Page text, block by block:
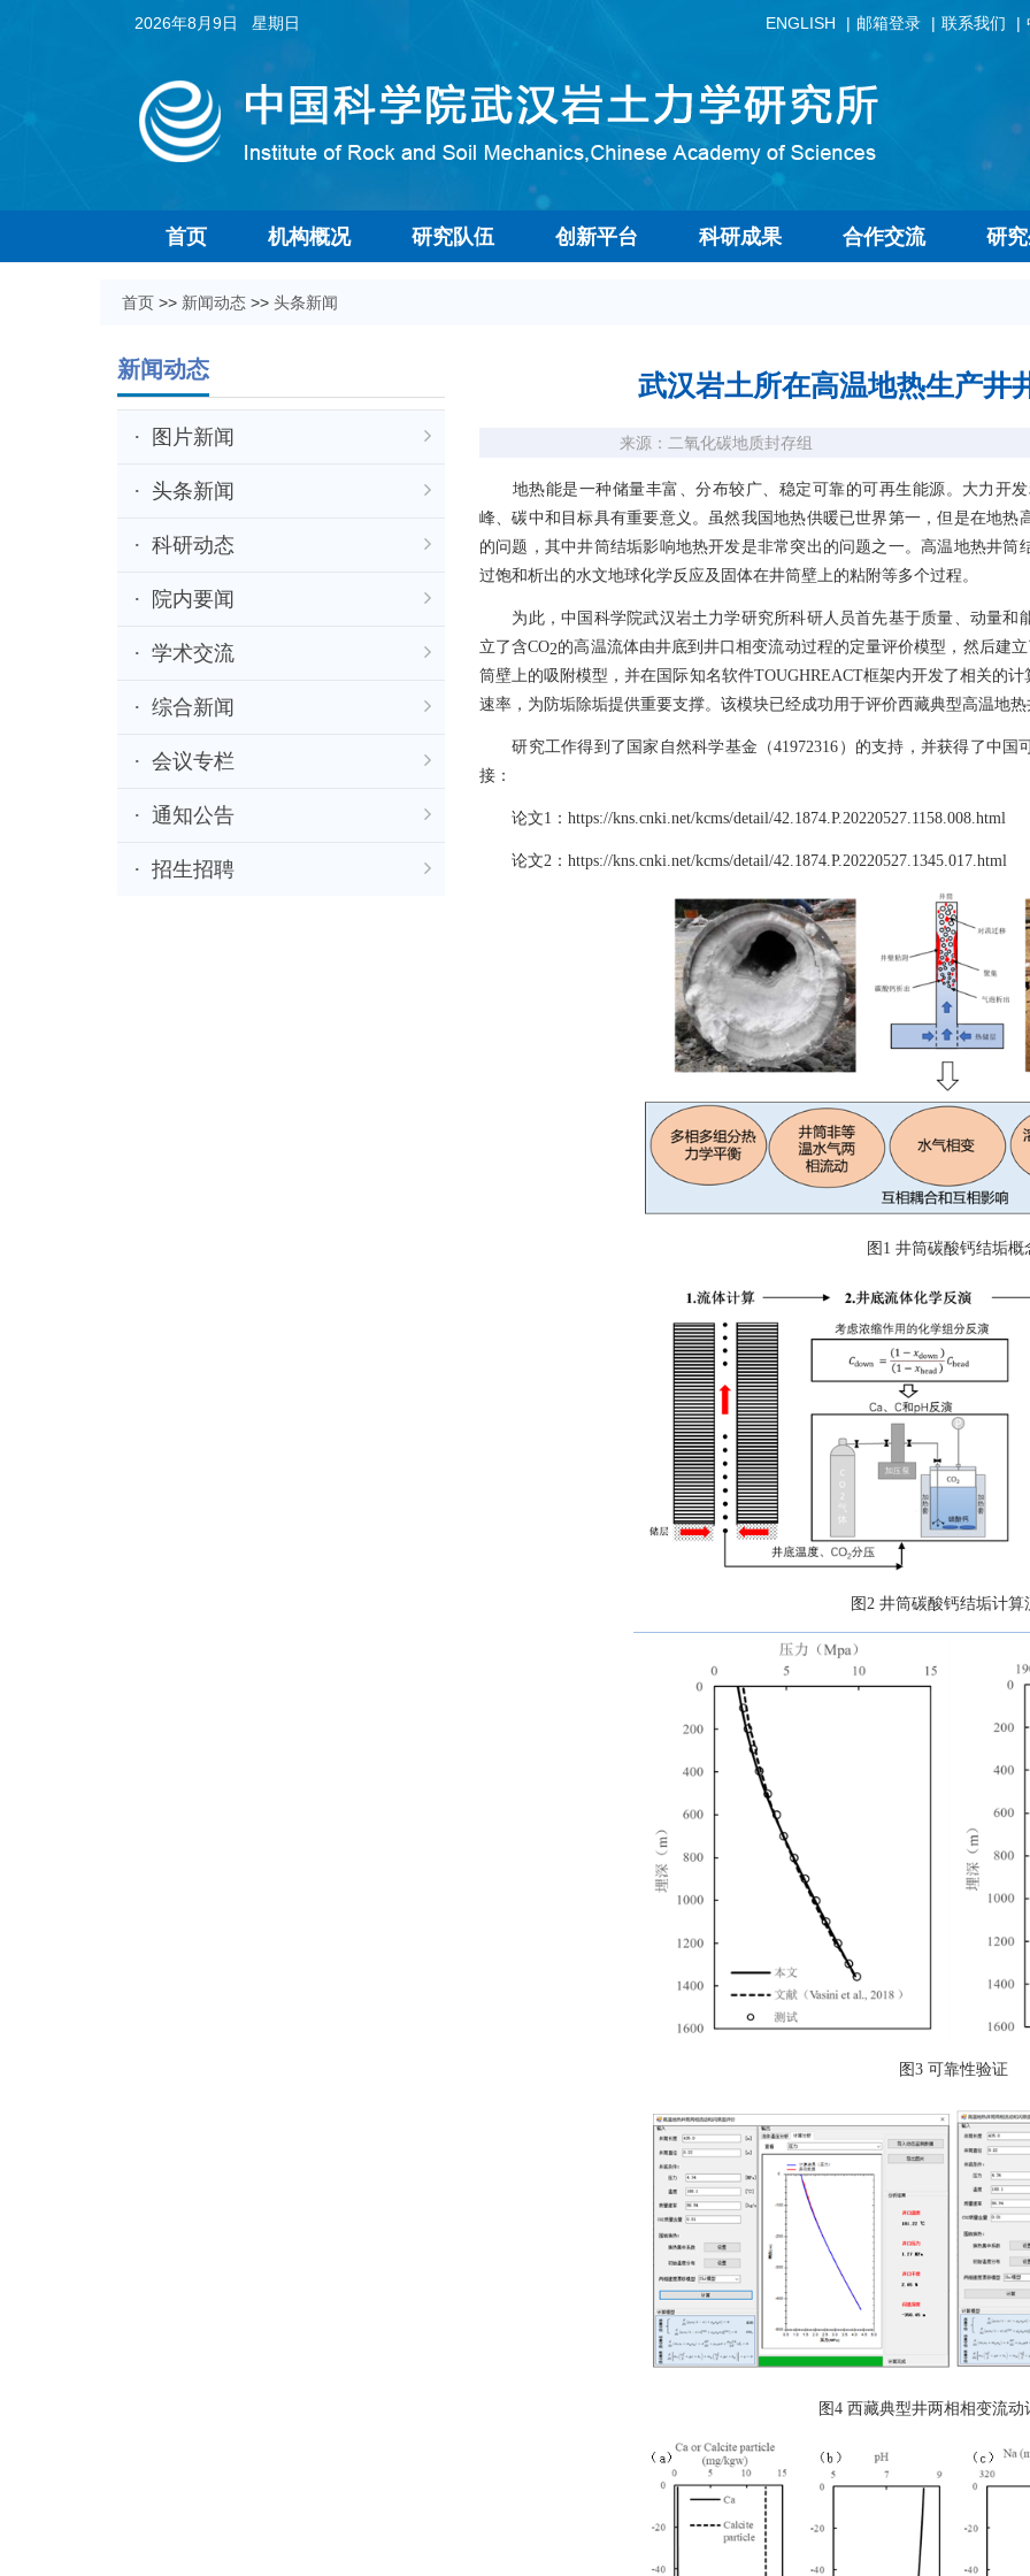
2026年8月9日 星期日 ENGLISH 邮箱登录 联系我们
首页 机构概况 研究队伍 创新平台 科研成果 合作交流 研
首页 >> 新闻动态 >> 头条新闻
新闻动态
图片新闻
头条新闻
科研动态
院内要闻
学术交流
综合新闻
会议专栏
通知公告
招生招聘
武汉岩土所在高温地热生产井
来源：二氧化碳地质封存组
地热能是一种储量丰富、分布较广、稳定可靠的可再生能源。大力开
峰、碳中和目标具有重要意义。虽然我国地热供暖已世界第一，但是在地
的问题，其中井筒结垢影响地热开发是非常突出的问题之一。高温地热井
过饱和析出的水文地球化学反应及固体在井筒壁上的粘附等多个过程。
为此，中国科学院武汉岩土力学研究所科研人员首先基于质量、动量和
立了含CO2的高温流体由井底到井口相变流动过程的定量评价模型，然后建
筒壁上的吸附模型，并在国际知名软件TOUGHREACT框架内开发了相关的
速率，为防垢除垢提供重要支撑。该模块已经成功用于评价西藏典型高温地
研究工作得到了国家自然科学基金（41972316）的支持，并获得了中国
接：
论文1：https://kns.cnki.net/kcms/detail/42.1874.P.20220527.1158.008.html
论文2：https://kns.cnki.net/kcms/detail/42.1874.P.20220527.1345.017.html
图1 井筒碳酸钙结垢概
图2 井筒碳酸钙结垢计算
图3 可靠性验证
图4 西藏典型井两相相变流动